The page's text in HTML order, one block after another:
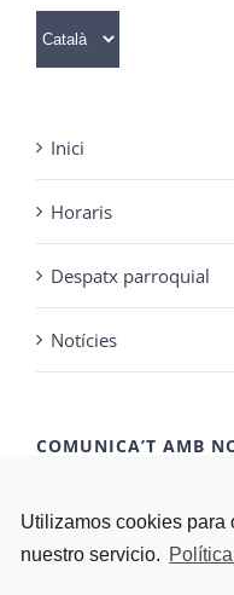
Utilizamos cookies para
nuestro servicio.
Trieu
un
Inici
Horaris
Despatx parroquial
Notícies
COMUNICA’T AMB
CONTACTA'NS